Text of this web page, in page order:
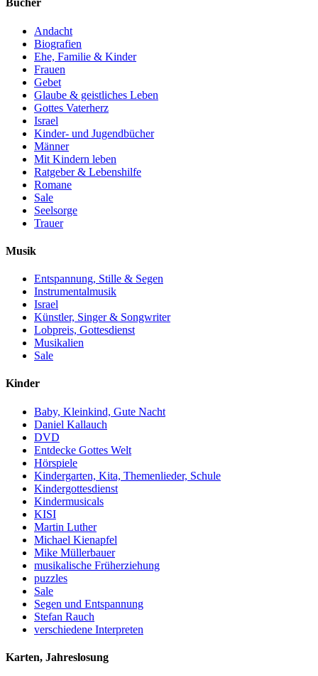
Bücher
Andacht
Biografien
Ehe, Familie & Kinder
Frauen
Gebet
Glaube & geistliches Leben
Gottes Vaterherz
Israel
Kinder- und Jugendbücher
Männer
Mit Kindern leben
Ratgeber & Lebenshilfe
Romane
Sale
Seelsorge
Trauer
Musik
Entspannung, Stille & Segen
Instrumentalmusik
Israel
Künstler, Singer & Songwriter
Lobpreis, Gottesdienst
Musikalien
Sale
Kinder
Baby, Kleinkind, Gute Nacht
Daniel Kallauch
DVD
Entdecke Gottes Welt
Hörspiele
Kindergarten, Kita, Themenlieder, Schule
Kindergottesdienst
Kindermusicals
KISI
Martin Luther
Michael Kienapfel
Mike Müllerbauer
musikalische Früherziehung
puzzles
Sale
Segen und Entspannung
Stefan Rauch
verschiedene Interpreten
Karten, Jahreslosung